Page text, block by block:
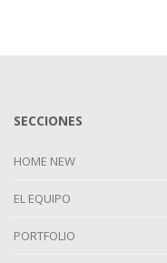
SECCIONES
HOME NEW
EL EQUIPO
PORTFOLIO